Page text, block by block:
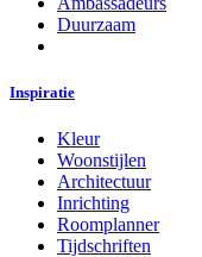
Duurzaam
Inspiratie
Kleur
Woonstijlen
Architectuur
Inrichting
Roomplanner
Tijdschriften